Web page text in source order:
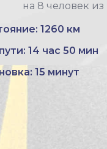
на 8 человек
1260 км
14 час 50 мин
15 минут